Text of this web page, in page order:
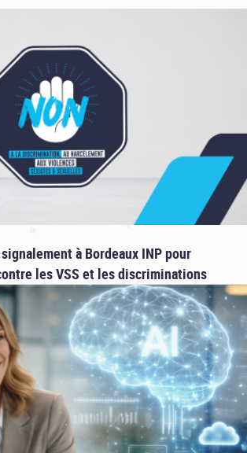
à Bordeaux INP pour
les VSS et les discriminations